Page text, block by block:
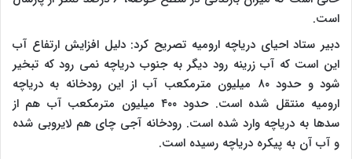
است.
دبیر ستاد احیای دریاچه ارومیه تصریح کرد: دلیل افزایش ارتفاع آب
این است که آب زرینه رود دیگر به جنوب دریاچه نمی رود که تبخیر
شود و حدود ۸۰ میلیون مترمکعب آب از این رودخانه به دریاچه
ارومیه منتقل شده است. حدود ۴۰۰ میلیون مترمکعب آب هم از
سدها به دریاچه وارد شده است. رودخانه آجی چای هم لایروبی شده
و آب آن به پیکره دریاچه رسیده است.